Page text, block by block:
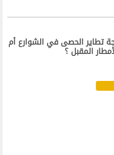
تطاير الحصى في الشوارع أم
المقبل ؟